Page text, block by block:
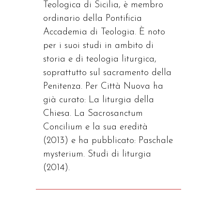
Teologica di Sicilia, è membro
ordinario della Pontificia
Accademia di Teologia. È noto
per i suoi studi in ambito di
storia e di teologia liturgica,
soprattutto sul sacramento della
Penitenza. Per Città Nuova ha
già curato: La liturgia della
Chiesa. La Sacrosanctum
Concilium e la sua eredità
(2013) e ha pubblicato: Paschale
mysterium. Studi di liturgia
(2014).